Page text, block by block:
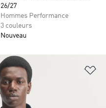
26/27
Hommes Performance
3 couleurs
Nouveau